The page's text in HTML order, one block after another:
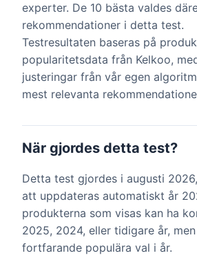
experter. De 10 bästa valdes
rekommendationer i detta test.
Testresultaten baseras på
popularitetsdata från Kelkoo,
justeringar från vår egen
mest relevanta
När gjordes detta test?
Detta test gjordes i augusti
att uppdateras automatiskt år
produkterna som visas kan ha
2025, 2024, eller tidigare år,
fortfarande populära val i år.